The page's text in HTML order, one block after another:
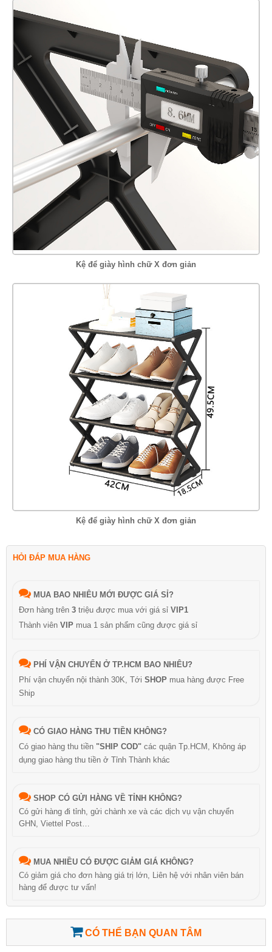
Kệ để giày hình chữ X đơn giản
Kệ để giày hình chữ X đơn giản
HỎI ĐÁP MUA HÀNG
MUA BAO NHIÊU MỚI ĐƯỢC GIÁ SỈ?
Đơn hàng trên 3 triệu được mua với giá sỉ VIP1
Thành viên VIP mua 1 sản phẩm cũng được giá sỉ
PHÍ VẬN CHUYỂN Ở TP.HCM BAO NHIÊU?
Phí vận chuyển nội thành 30K, Tới SHOP mua hàng được Free
Ship
CÓ GIAO HÀNG THU TIỀN KHÔNG?
Có giao hàng thu tiền "SHIP COD" các quận Tp.HCM, Không áp
dụng giao hàng thu tiền ở Tỉnh Thành khác
SHOP CÓ GỬI HÀNG VỀ TỈNH KHÔNG?
Có gửi hàng đi tỉnh, gửi chành xe và các dịch vụ vận chuyển
GHN, Viettel Post…
MUA NHIỀU CÓ ĐƯỢC GIẢM GIÁ KHÔNG?
Có giảm giá cho đơn hàng giá trị lớn, Liên hệ với nhân viên bán
hàng để được tư vấn!
CÓ THỂ BẠN QUAN TÂM